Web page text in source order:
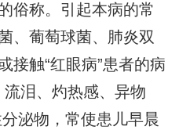
俗称。引起本病的常
、葡萄球菌、肺炎双
接触“红眼病”患者的病
泪、灼热感、异物
泌物，常使患儿早晨